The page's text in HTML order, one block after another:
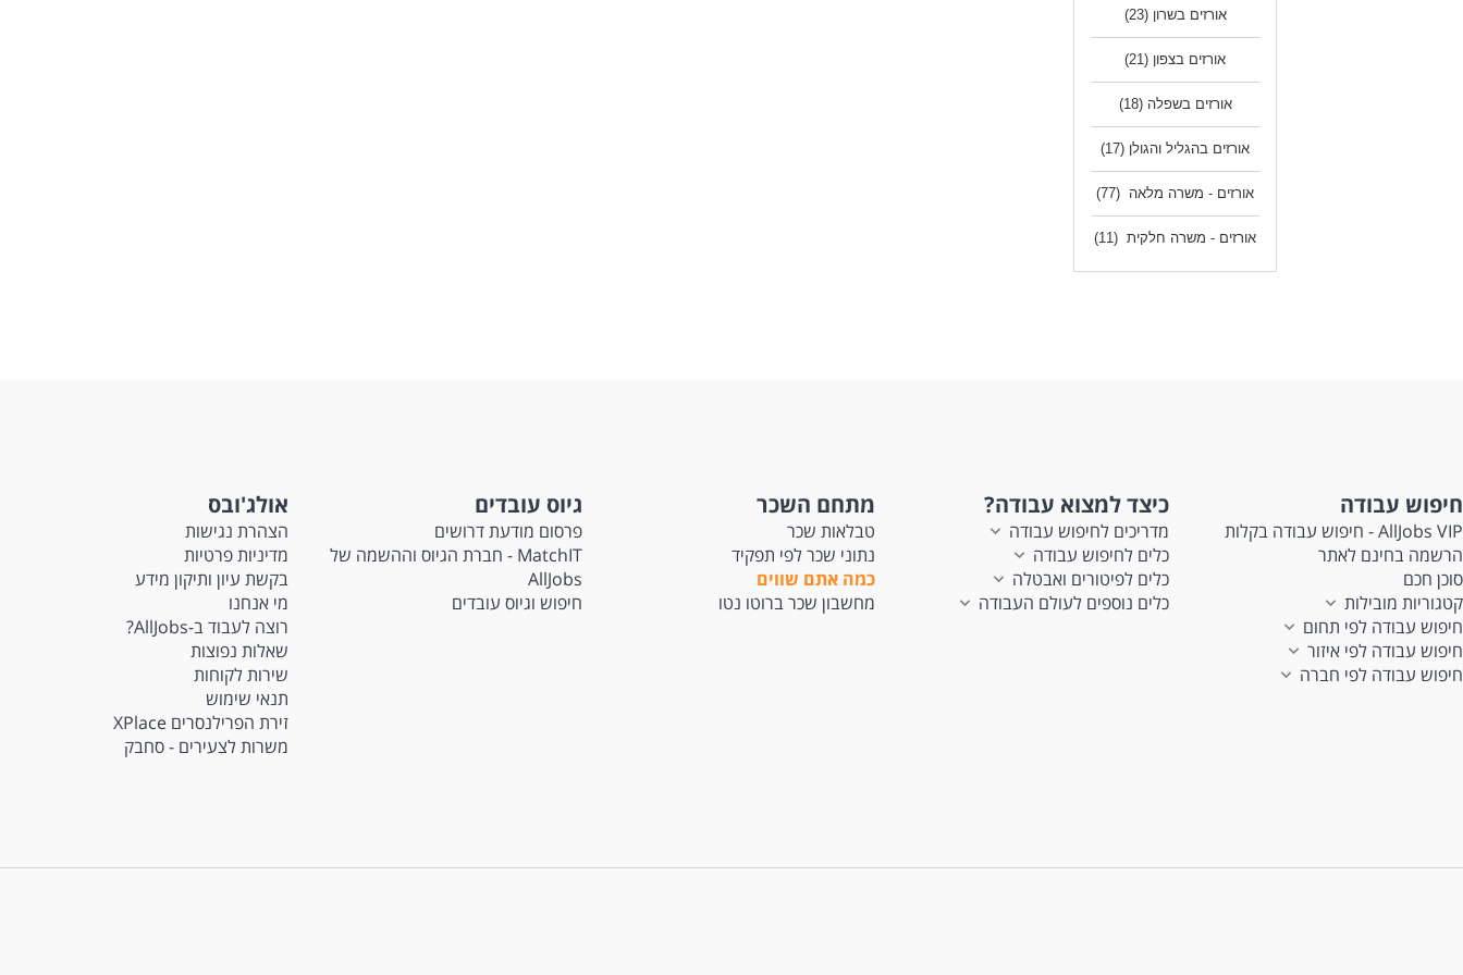
אורזים בשרון (23)
אורזים בצפון (21)
אורזים בשפלה (18)
אורזים בהגליל והגולן (17)
אורזים - משרה מלאה (77)
אורזים - משרה חלקית (11)
חיפוש עבודה
AllJobs VIP - חיפוש עבודה בקלות
הרשמה בחינם לאתר
סוכן חכם
קטגוריות מובילות
חיפוש עבודה לפי תחום
חיפוש עבודה לפי איזור
חיפוש עבודה לפי חברה
כיצד למצוא עבודה?
מדריכים לחיפוש עבודה
כלים לחיפוש עבודה
כלים לפיטורים ואבטלה
כלים נוספים לעולם העבודה
מתחם השכר
טבלאות שכר
נתוני שכר לפי תפקיד
כמה אתם שווים
מחשבון שכר ברוטו נטו
גיוס עובדים
פרסום מודעת דרושים
MatchIT - חברת הגיוס וההשמה של
AllJobs
חיפוש וגיוס עובדים
אולג'ובס
הצהרת נגישות
מדיניות פרטיות
בקשת עיון ותיקון מידע
מי אנחנו
רוצה לעבוד ב-AllJobs?
שאלות נפוצות
שירות לקוחות
תנאי שימוש
זירת הפרילנסרים XPlace
משרות לצעירים - סחבק